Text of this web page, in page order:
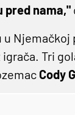
pred nama,"
Tri
Cody